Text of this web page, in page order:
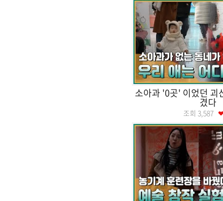
소아과 '0곳' 이었던 괴
겼다
조회 3,587